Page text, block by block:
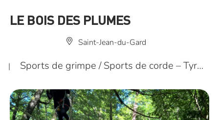
LE BOIS DES PLUMES
Saint-Jean-du-Gard
| Sports de grimpe / Sports de corde – Tyr…